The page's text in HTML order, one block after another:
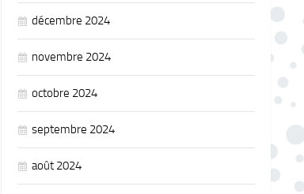
décembre 2024
novembre 2024
octobre 2024
septembre 2024
août 2024